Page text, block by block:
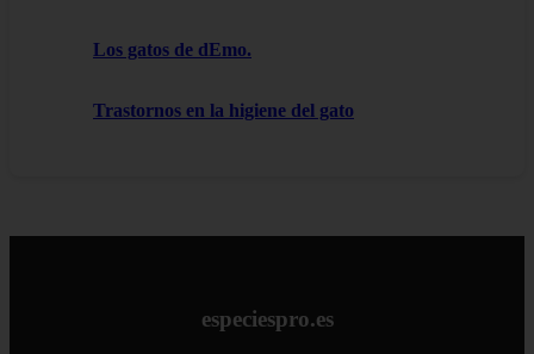
Los gatos de dEmo.
Trastornos en la higiene del gato
especiespro.es